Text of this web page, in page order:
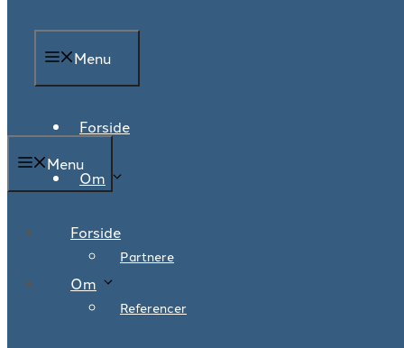
Menu
Forside
Om
Partnere
Referencer
Menu
Forside
Om